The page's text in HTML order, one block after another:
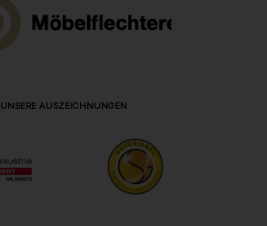
UNSERE AUSZEICHNUNGEN